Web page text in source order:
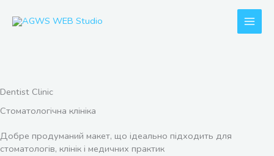
Dentist Clinic
Стоматологічна клініка
Добре продуманий макет, що ідеально підходить для
стоматологів, клінік і медичних практик